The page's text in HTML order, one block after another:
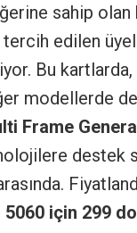
sahip olan
edilen
Bu kartlarda,
modellerde
Frame
destek
5060 için 299